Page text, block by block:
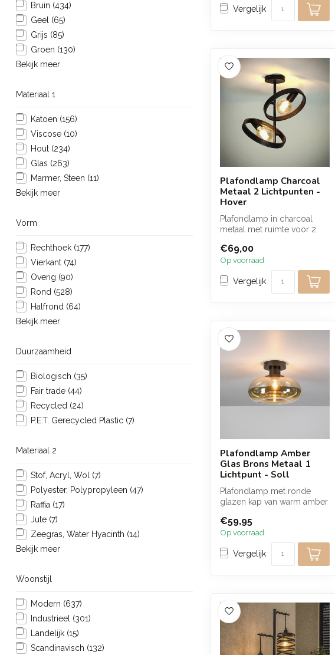
Bruin (434)
Geel (65)
Grijs (85)
Groen (130)
Bekijk meer
Materiaal 1
Katoen (156)
Viscose (10)
Hout (234)
Glas (263)
Marmer, Steen (11)
Bekijk meer
Vorm
Rechthoek (177)
Vierkant (74)
Overig (90)
Rond (528)
Halfrond (64)
Bekijk meer
Duurzaamheid
Biologisch (35)
Fair trade (44)
Recycled (24)
P.E.T. Gerecycled Plastic (7)
Materiaal 2
Stof, Acryl, Wol (7)
Polyester, Polypropyleen (47)
Raffia (17)
Jute (7)
Zeegras, Water Hyacinth (14)
Bekijk meer
Woonstijl
Modern (637)
Industrieel (301)
Landelijk (15)
Scandinavisch (132)
Vergelijk
Plafondlamp Charcoal
Metaal 2 Lichtpunten -
Hover
Plafondlamp in charcoal
metaal met ruimte voor 2
metalen ...
€69,00
Op voorraad
Vergelijk
Plafondlamp Amber
Glas Brons Metaal 1
Lichtpunt - Soll
Plafondlamp met ronde
glazen kap van warm amber
metalen...
€59,95
Op voorraad
Vergelijk